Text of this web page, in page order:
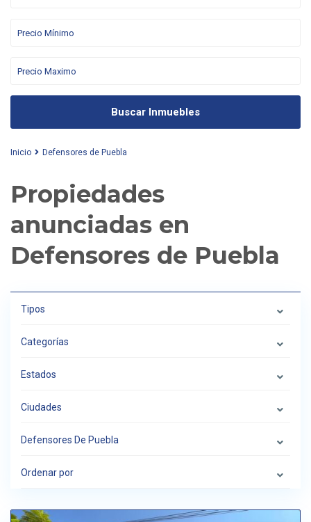
Buscar Inmuebles
Inicio Defensores de Puebla
Propiedades
anunciadas en
Defensores de Puebla
Tipos
Categorías
Estados
Ciudades
Defensores De Puebla
Ordenar por